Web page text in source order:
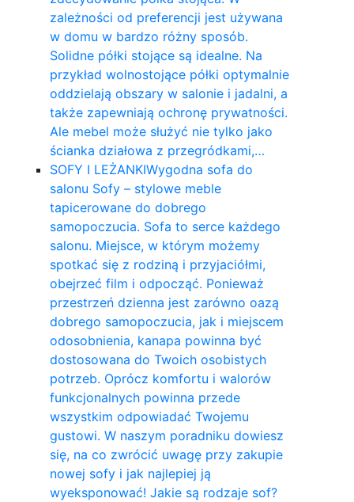
zależności od preferencji jest używana
w domu w bardzo różny sposób.
Solidne półki stojące są idealne. Na
przykład wolnostojące półki optymalnie
oddzielają obszary w salonie i jadalni, a
także zapewniają ochronę prywatności.
Ale mebel może służyć nie tylko jako
ścianka działowa z przegródkami,…
SOFY I LEŻANKIWygodna sofa do
salonu Sofy – stylowe meble
tapicerowane do dobrego
samopoczucia. Sofa to serce każdego
salonu. Miejsce, w którym możemy
spotkać się z rodziną i przyjaciółmi,
obejrzeć film i odpocząć. Ponieważ
przestrzeń dzienna jest zarówno oazą
dobrego samopoczucia, jak i miejscem
odosobnienia, kanapa powinna być
dostosowana do Twoich osobistych
potrzeb. Oprócz komfortu i walorów
funkcjonalnych powinna przede
wszystkim odpowiadać Twojemu
gustowi. W naszym poradniku dowiesz
się, na co zwrócić uwagę przy zakupie
nowej sofy i jak najlepiej ją
wyeksponować! Jakie są rodzaje sof?